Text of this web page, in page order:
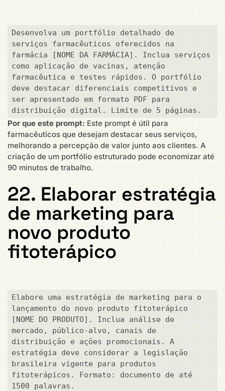
Desenvolva um portfólio detalhado de
serviços farmacêuticos oferecidos na
farmácia [NOME DA FARMÁCIA]. Inclua serviços
como aplicação de vacinas, atenção
farmacêutica e testes rápidos. O portfólio
deve destacar diferenciais competitivos e
ser apresentado em formato PDF para
distribuição digital. Limite de 5 páginas.
Por que este prompt: Este prompt é útil para
farmacêuticos que desejam destacar seus serviços,
melhorando a percepção de valor junto aos clientes. A
criação de um portfólio estruturado pode economizar até
90 minutos de trabalho.
22. Elaborar estratégia
de marketing para
novo produto
fitoterápico
Elabore uma estratégia de marketing para o
lançamento do novo produto fitoterápico
[NOME DO PRODUTO]. Inclua análise de
mercado, público-alvo, canais de
distribuição e ações promocionais. A
estratégia deve considerar a legislação
brasileira vigente para produtos
fitoterápicos. Formato: documento de até
1500 palavras.